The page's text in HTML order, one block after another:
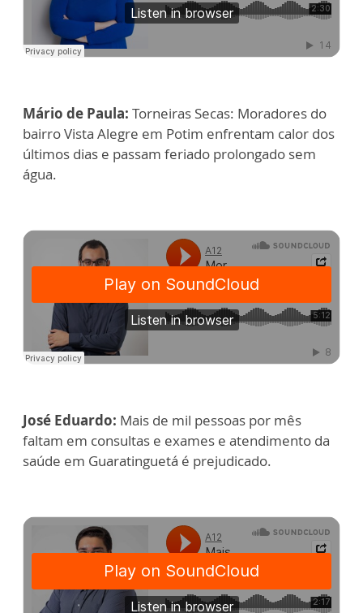
Mário de Paula: Torneiras Secas: Moradores do
bairro Vista Alegre em Potim enfrentam calor dos
últimos dias e passam feriado prolongado sem
água.
José Eduardo: Mais de mil pessoas por mês
faltam em consultas e exames e atendimento da
saúde em Guaratinguetá é prejudicado.